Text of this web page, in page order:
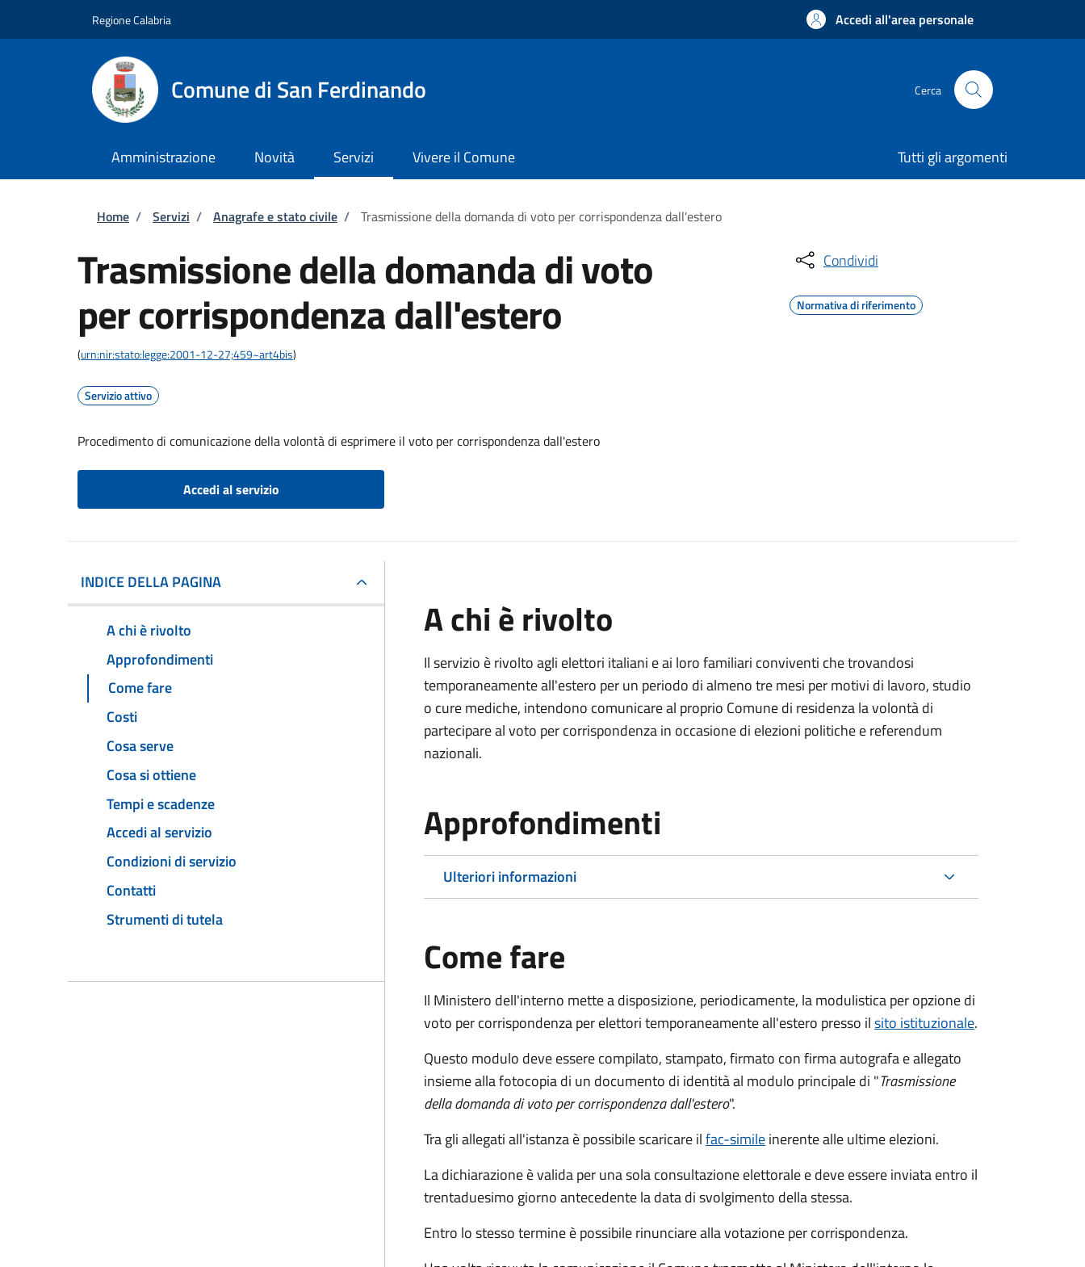
Regione Calabria Accedi all'area personale
Comune di San Ferdinando Cerca
Amministrazione Novità Servizi Vivere il Comune Tutti gli argomenti
Briciole di pane
Home / Servizi / Anagrafe e stato civile / Trasmissione della domanda di voto per corrispondenza dall'estero
Trasmissione della domanda di voto
per corrispondenza dall'estero
(urn:nir:stato:legge:2001-12-27;459~art4bis)
Servizio attivo
Procedimento di comunicazione della volontà di esprimere il voto per corrispondenza dall'estero
Accedi al servizio
Condividi
Normativa di riferimento
INDICE DELLA PAGINA
A chi è rivolto
Approfondimenti
Come fare
Costi
Cosa serve
Cosa si ottiene
Tempi e scadenze
Accedi al servizio
Condizioni di servizio
Contatti
Strumenti di tutela
A chi è rivolto
Il servizio è rivolto agli elettori italiani e ai loro familiari conviventi che trovandosi
temporaneamente all'estero per un periodo di almeno tre mesi per motivi di lavoro, studio
o cure mediche, intendono comunicare al proprio Comune di residenza la volontà di
partecipare al voto per corrispondenza in occasione di elezioni politiche e referendum
nazionali.
Approfondimenti
Ulteriori informazioni
Come fare
Il Ministero dell'interno mette a disposizione, periodicamente, la modulistica per opzione di
voto per corrispondenza per elettori temporaneamente all'estero presso ilsito istituzionale.
Questo modulo deve essere compilato, stampato, firmato con firma autografa e allegato
insieme alla fotocopia di un documento di identità al modulo principale di "Trasmissione
della domanda di voto per corrispondenza dall'estero".
Tra gli allegati all'istanza è possibile scaricare ilfac-simileinerente alle ultime elezioni.
La dichiarazione è valida per una sola consultazione elettorale e deve essere inviata entro il
trentaduesimo giorno antecedente la data di svolgimento della stessa.
Entro lo stesso termine è possibile rinunciare alla votazione per corrispondenza.